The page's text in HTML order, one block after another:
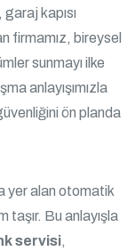
kapısı
firmamız, bireysel
sunmayı ilke
anlayışımızla
ön planda
yer alan otomatik
taşır. Bu anlayışla
servisi,